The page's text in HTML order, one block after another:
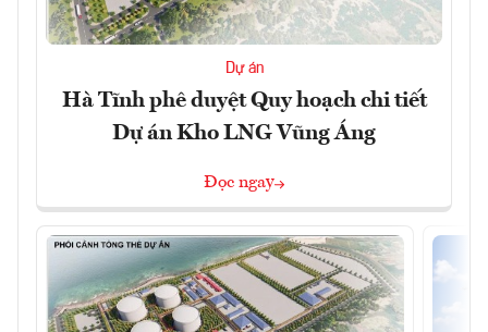
Dự án
Hà Tĩnh phê duyệt Quy hoạch chi tiết
Dự án Kho LNG Vũng Áng
Đọc ngay